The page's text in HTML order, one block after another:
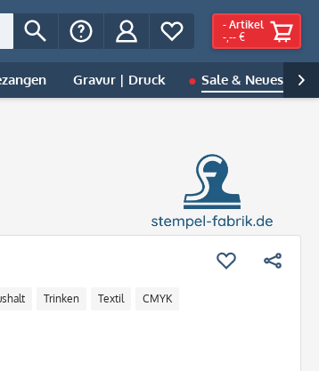
- Artikel
-,-- €
Gravur | Druck Sale & Neues 
Trinken Textil CMYK